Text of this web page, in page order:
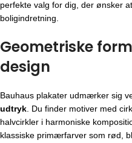
perfekte valg for dig, der ønsker
boligindretning.
Geometriske
design
Bauhaus plakater udmærker sig
udtryk . Du finder motiver med
halvcirkler i harmoniske
klassiske primærfarver som rød,